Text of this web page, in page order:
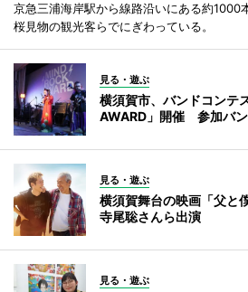
京急三浦海岸駅から線路沿いにある約1000
桜見物の観光客らでにぎわっている。
見る・遊ぶ
横須賀市、バンドコンテ
AWARD」開催 参加バ
見る・遊ぶ
横須賀舞台の映画「父と
寺尾聡さんら出演
見る・遊ぶ